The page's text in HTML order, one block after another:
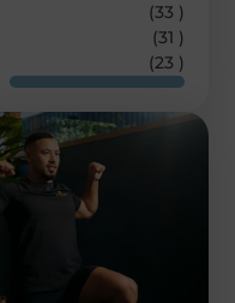
(33 )
(31 )
(23 )